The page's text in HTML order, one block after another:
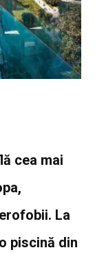
cea mai
La
piscină din